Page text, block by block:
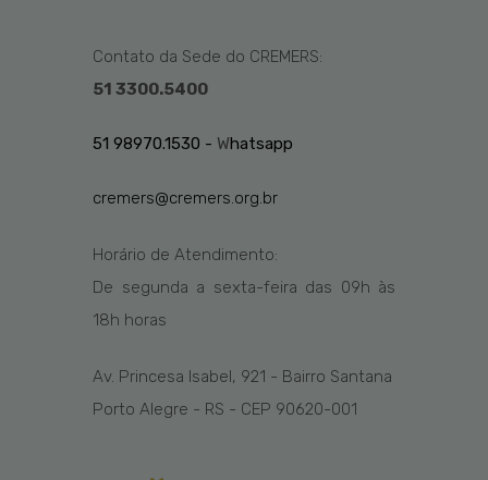
Contato da Sede do CREMERS:
51 3300.5400
51 98970.1530 - Whatsapp
cremers@cremers.org.br
Horário de Atendimento:
De segunda a sexta-feira das 09h às
18h horas
Av. Princesa Isabel, 921 - Bairro Santana
Porto Alegre - RS - CEP 90620-001